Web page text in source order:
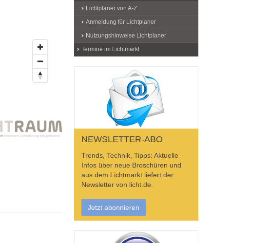
Lichtplaner von A-Z
Anmeldung für Lichtplaner
Nutzungshinweise Lichtplaner
Termine im Lichtmarkt
NEWSLETTER-ABO
Trends, Technik, Tipps: Aktuelle
Infos über neue Broschüren und
aus dem Lichtmarkt liefert der
Newsletter von licht.de.
Jetzt abonnieren